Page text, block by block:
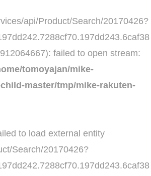
api/Product/Search/20170426?
failed to open stream:
tomoyajan/mike-
master/tmp/mike-rakuten-
to load external entity
Search/20170426?